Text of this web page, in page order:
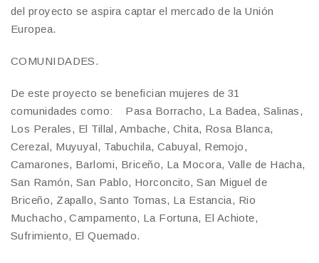
del proyecto se aspira captar el mercado de la Unión
Europea.
COMUNIDADES.
De este proyecto se benefician mujeres de 31
comunidades como: Pasa Borracho, La Badea, Salinas,
Los Perales, El Tillal, Ambache, Chita, Rosa Blanca,
Cerezal, Muyuyal, Tabuchila, Cabuyal, Remojo,
Camarones, Barlomi, Briceño, La Mocora, Valle de Hacha,
San Ramón, San Pablo, Horconcito, San Miguel de
Briceño, Zapallo, Santo Tomas, La Estancia, Rio
Muchacho, Campamento, La Fortuna, El Achiote,
Sufrimiento, El Quemado.